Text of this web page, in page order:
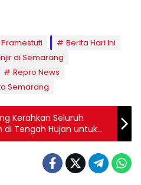
Berita Hari Ini
di Semarang
Repro News
Semarang
Kerahkan Seluruh
di Tengah Hujan untuk
di Saluran